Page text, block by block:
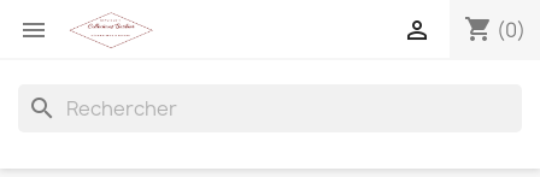
 shopping_cart (0)

search